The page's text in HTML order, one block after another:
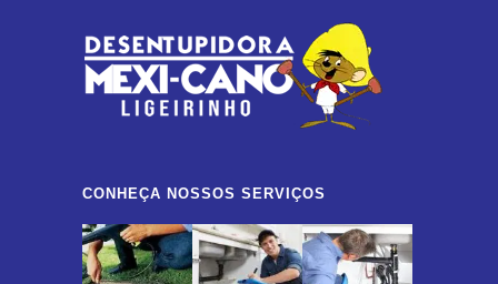
CONHEÇA NOSSOS SERVIÇOS